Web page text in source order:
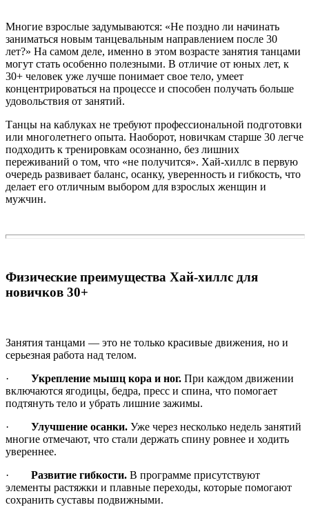
Многие взрослые задумываются: «Не поздно ли начинать
заниматься новым танцевальным направлением после 30
лет?» На самом деле, именно в этом возрасте занятия танцами
могут стать особенно полезными. В отличие от юных лет, к
30+ человек уже лучше понимает свое тело, умеет
концентрироваться на процессе и способен получать больше
удовольствия от занятий.
Танцы на каблуках не требуют профессиональной подготовки
или многолетнего опыта. Наоборот, новичкам старше 30 легче
подходить к тренировкам осознанно, без лишних
переживаний о том, что «не получится». Хай-хиллс в первую
очередь развивает баланс, осанку, уверенность и гибкость, что
делает его отличным выбором для взрослых женщин и
мужчин.
Физические преимущества Хай-хиллс для
новичков 30+
Занятия танцами — это не только красивые движения, но и
серьезная работа над телом.
· Укрепление мышц кора и ног. При каждом движении
включаются ягодицы, бедра, пресс и спина, что помогает
подтянуть тело и убрать лишние зажимы.
· Улучшение осанки. Уже через несколько недель занятий
многие отмечают, что стали держать спину ровнее и ходить
увереннее.
· Развитие гибкости. В программе присутствуют
элементы растяжки и плавные переходы, которые помогают
сохранить суставы подвижными.